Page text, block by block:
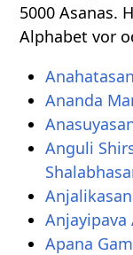
5000 Asanas.
Alphabet vor
Ananda
Anguli
Anjayipava
Apana